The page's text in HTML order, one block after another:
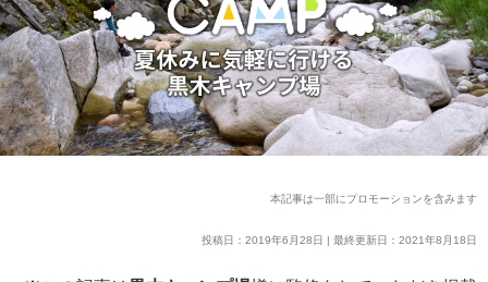
本記事は一部にプロモーションを含みます
投稿日：2019年6月28日 | 最終更新日：2021年8月18日